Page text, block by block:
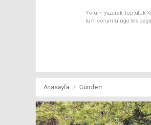
Yorum yazarak Topluluk
tüm sorumluluğu tek
Anasayfa Gündem